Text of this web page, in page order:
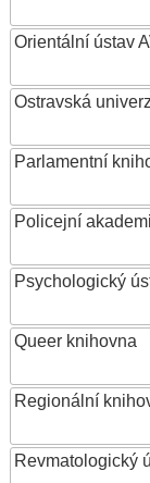
Orientální ústav
Ostravská
Parlamentní
Policejní
Psychologický
Queer knihovna
Regionální
Revmatologický